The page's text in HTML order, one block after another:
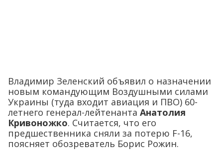
Владимир Зеленский объявил о назначении
новым командующим Воздушными силами
Украины (туда входит авиация и ПВО) 60-
летнего генерал-лейтенанта Анатолия
Кривоножко. Считается, что его
предшественника сняли за потерю F-16,
поясняет обозреватель Борис Рожин.